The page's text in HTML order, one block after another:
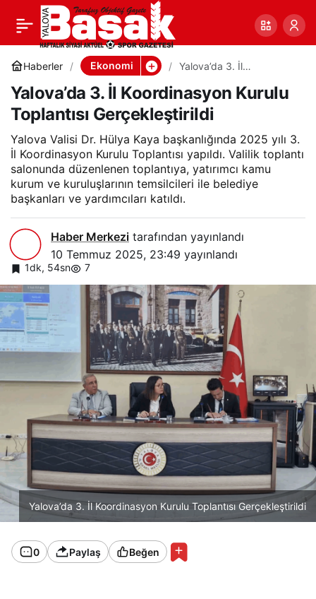
Haberler Ekonomi
Yalova’da 3. İl
Toplantısı Gerçekleştirildi
Yalova’da 3. İl Koordinasyon Kurulu
Toplantısı Gerçekleştirildi
Yalova Valisi Dr. Hülya Kaya başkanlığında 2025 yılı 3.
İl Koordinasyon Kurulu Toplantısı yapıldı. Valilik toplantı
salonunda düzenlenen toplantıya, yatırımcı kamu
kurum ve kuruluşlarının temsilcileri ile belediye
başkanları ve yardımcıları katıldı.
Haber Merkezi tarafından yayınlandı
10 Temmuz 2025, 23:49 yayınlandı
1dk, 54sn 7
Yalova’da 3. İl Koordinasyon Kurulu Toplantısı Gerçekleştirildi
0 Paylaş Beğen
Yalova’da 3. İl
Koordinasyon Kurulu
Toplantısı Gerçekleştirildi
0 Paylaş